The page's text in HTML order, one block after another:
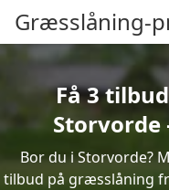
Græsslåning-
Få 3
Bor du i Storvorde?
tilbud på græsslåning